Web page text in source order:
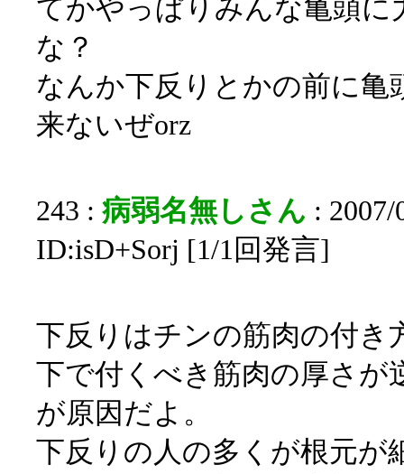
てかやっぱりみんな亀頭
な？
なんか下反りとかの前に亀
来ないぜorz
243 : 病弱名無しさん :
ID:isD+Sorj [1/1回発言]
下反りはチンの筋肉の付き
下で付くべき筋肉の厚さが
が原因だよ。
下反りの人の多くが根元が